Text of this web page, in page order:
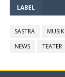
LABEL
SASTRA MUSIK
NEWS
TEATER